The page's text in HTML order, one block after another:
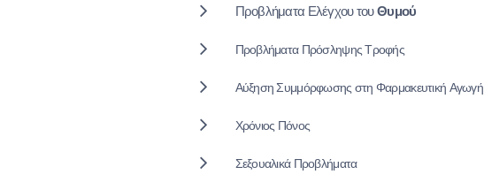
Προβλήματα Ελέγχου τουΘυμού
Προβλήματα Πρόσληψης Τροφής
Αύξηση Συμμόρφωσης στη Φαρμακευτική Αγωγή
Χρόνιος Πόνος
Σεξουαλικά Προβλήματα